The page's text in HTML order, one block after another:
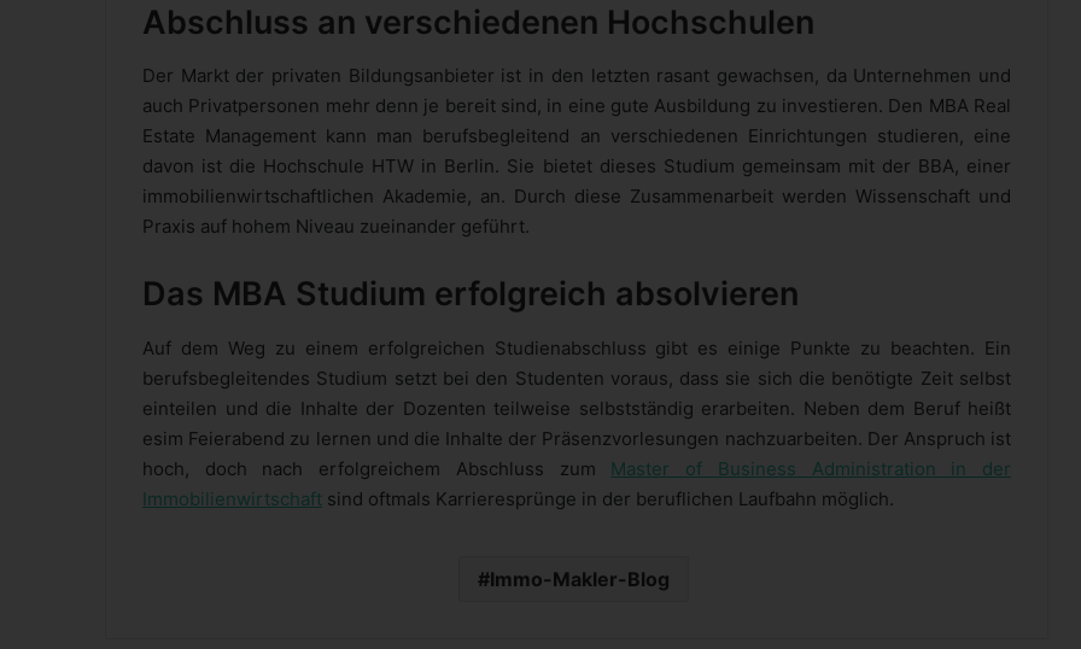
Abschluss an verschiedenen Hochschulen
Der Markt der privaten Bildungsanbieter ist in den letzten rasant gewachsen, da Unternehmen und
auch Privatpersonen mehr denn je bereit sind, in eine gute Ausbildung zu investieren. Den MBA Real
Estate Management kann man berufsbegleitend an verschiedenen Einrichtungen studieren, eine
davon ist die Hochschule HTW in Berlin. Sie bietet dieses Studium gemeinsam mit der BBA, einer
immobilienwirtschaftlichen Akademie, an. Durch diese Zusammenarbeit werden Wissenschaft und
Praxis auf hohem Niveau zueinander geführt.
Das MBA Studium erfolgreich absolvieren
Auf dem Weg zu einem erfolgreichen Studienabschluss gibt es einige Punkte zu beachten. Ein
berufsbegleitendes Studium setzt bei den Studenten voraus, dass sie sich die benötigte Zeit selbst
einteilen und die Inhalte der Dozenten teilweise selbstständig erarbeiten. Neben dem Beruf heißt
esim Feierabend zu lernen und die Inhalte der Präsenzvorlesungen nachzuarbeiten. Der Anspruch ist
hoch, doch nach erfolgreichem Abschluss zum Master of Business Administration in der
Immobilienwirtschaft sind oftmals Karrieresprünge in der beruflichen Laufbahn möglich.
Immo-Makler-Blog